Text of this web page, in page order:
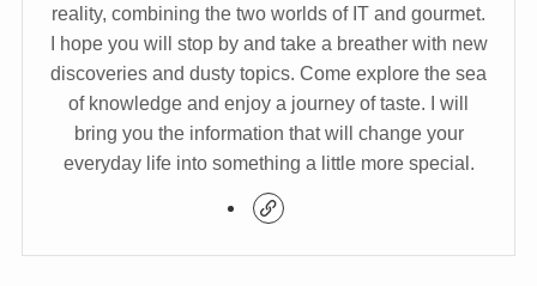
reality, combining the two worlds of IT and gourmet.
I hope you will stop by and take a breather with new
discoveries and dusty topics. Come explore the sea
of knowledge and enjoy a journey of taste. I will
bring you the information that will change your
everyday life into something a little more special.